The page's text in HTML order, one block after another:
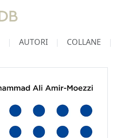
AUTORI COLLANE